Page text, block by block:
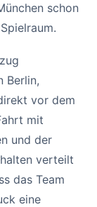
schon
Berlin,
vor dem
mit
und der
verteilt
das Team
eine